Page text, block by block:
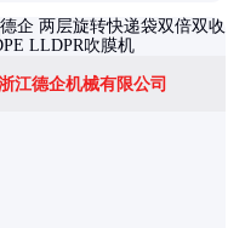
江德企机械有限公司